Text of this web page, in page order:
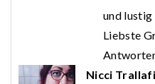
und lustig
Liebste
Nicci